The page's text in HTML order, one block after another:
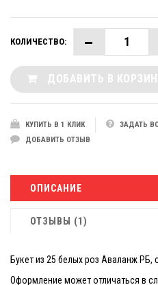
КОЛИЧЕСТВО:
ДОБАВИТЬ В
КУПИТЬ В 1 КЛИК
ЗАДАТЬ
ДОБАВИТЬ ОТЗЫВ
ОПИСАНИЕ
ОТЗЫВЫ (1)
Букет из 25 белых роз Аваланж РБ,
Оформление может отличаться в